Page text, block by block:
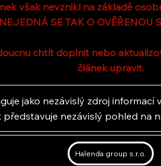
však nevznikl na základě
NEJEDNÁ SE TAK O OVĚŘENOU
chtít doplnit nebo
článek upravit.
jako nezávislý zdroj
představuje nezávislý pohled na
Halenda group s.r.o.